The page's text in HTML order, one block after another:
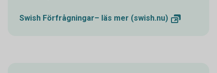
Swish Förfrågningar– läs mer (swish.nu)